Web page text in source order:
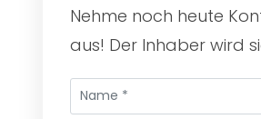
Nehme noch heute
aus! Der Inhaber wird